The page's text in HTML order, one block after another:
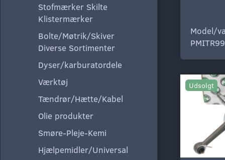
Stofmærker Skilte
Klistermærker
Bolte/Møtrik/Skiver
Diverse Sortimenter
Dyser/karburatordele
Værktøj
Tændrør/Hætte/Kabel
Olie produkter
Smøre-Pleje-Kemi
Hjælpemidler/Universal
Model/
PMITR99
Udsolgt